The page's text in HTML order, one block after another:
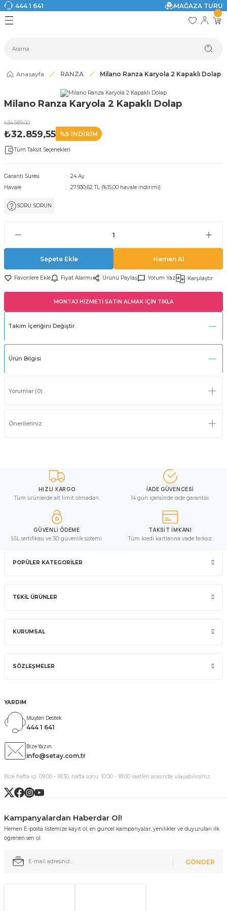
444 1 641
MAĞAZA TURU
Geri Dön
Geri Dön
Geri Dön
Geri Dön
Geri Dön
Geri Dön
Anasayfa RANZA Milano Ranza Karyola 2 Kapaklı Dolap
Milano Ranza Karyola 2 Kapaklı Dolap
₺34.589,00
₺32.859,55 %5 İNDİRİM
Tüm Taksit Seçenekleri
Garanti Süresi
24 Ay
Havale
27.930,62 TL (%15,00 havale indirimi)
SORU SORUN
Sepete Ekle Hemen Al
Fiyat Alarmı Ürünü Paylaş Yorum Yaz Karşılaştır
MONTAJ HİZMETİ SATIN ALMAK İÇİN TIKLA
Takım İçeriğini Değiştir
Ürün Bilgisi
Yorumlar (0)
Önerileriniz
HIZLI KARGO
Tüm ürünlerde alt limit olmadan.
İADE GÜVENCESİ
14 gün içerisinde iade garantisi.
GÜVENLİ ÖDEME
SSL sertifikası ve 3D güvenlik sistemi.
TAKSİT İMKANI
Tüm kredi kartlarına vade farksız.
POPÜLER KATEGORİLER
TEKİL ÜRÜNLER
KURUMSAL
SÖZLEŞMELER
YARDIM
Müşteri Destek
444 1 641
Bize Yazın
info@setay.com.tr
Bize hafta içi: 09:00 - 18:30, hafta sonu: 10:00 - 18:00 saatleri arasında ulaşabilirsiniz.
Kampanyalardan Haberdar Ol!
Hemen E-posta listemize kayıt ol, en güncel kampanyalar, yenilikler ve duyuruları ilk
öğrenen sen ol.
GÖNDER